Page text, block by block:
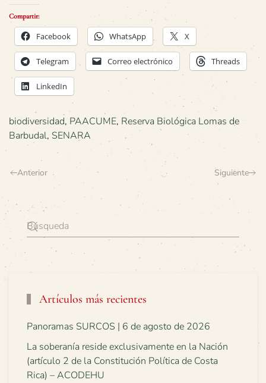
Compartir:
Facebook WhatsApp X
Telegram Correo electrónico Threads
LinkedIn
biodiversidad, PAACUME, Reserva Biológica Lomas de
Barbudal, SENARA
Anterior Siguiente
Artículos más recientes
Panoramas SURCOS | 6 de agosto de 2026
La soberanía reside exclusivamente en la Nación
(artículo 2 de la Constitución Política de Costa
Rica) – ACODEHU